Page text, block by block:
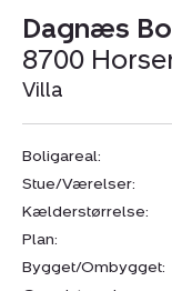
Dagnæs
8700
Villa
Boligareal:
Stue/Værelser:
Kælderstørrelse:
Plan:
Bygget/Ombygget: